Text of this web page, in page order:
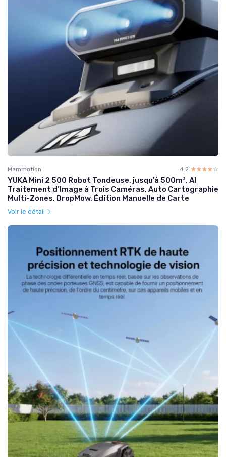
Mammotion 4.2 ☆☆☆☆☆
★★★★★
YUKA Mini 2 500 Robot Tondeuse, jusqu'à 500m², AI
Traitement d’Image à Trois Caméras, Auto Cartographie
Multi-Zones, DropMow, Édition Manuelle de Carte
Voir le détail